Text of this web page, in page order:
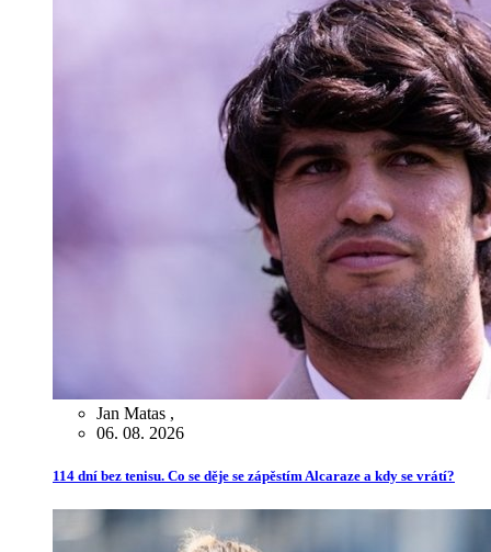
Jan Matas ,
06. 08. 2026
114 dní bez tenisu. Co se děje se zápěstím Alcaraze a kdy se vrátí?